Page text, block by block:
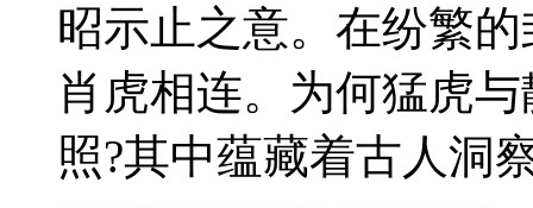
昭示止之意。在纷繁
肖虎相连。为何猛虎
照?其中蕴藏着古人洞